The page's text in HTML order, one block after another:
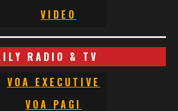
VIDEO
RADIO & TV
VOA EXECUTIVE
VOA PAGI